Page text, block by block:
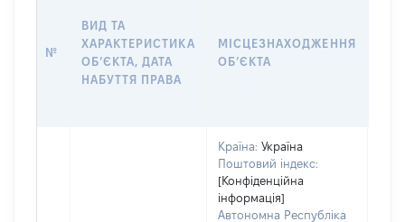
№
ВИД ТА
ХАРАКТЕРИСТИКА
ОБʼЄКТА, ДАТА
НАБУТТЯ ПРАВА
МІСЦЕЗНАХОДЖЕННЯ
ОБʼЄКТА
Країна: Україна
Поштовий індекс:
[Конфіденційна
інформація]
Автономна Республіка